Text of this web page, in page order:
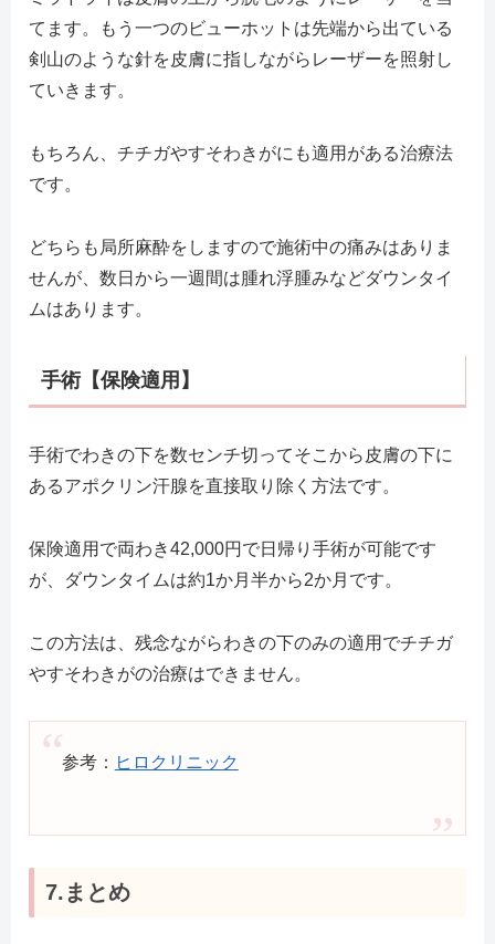
てます。もう一つのビューホットは先端から出ている
剣山のような針を皮膚に指しながらレーザーを照射し
ていきます。
もちろん、チチガやすそわきがにも適用がある治療法
です。
どちらも局所麻酔をしますので施術中の痛みはありま
せんが、数日から一週間は腫れ浮腫みなどダウンタイ
ムはあります。
手術【保険適用】
手術でわきの下を数センチ切ってそこから皮膚の下に
あるアポクリン汗腺を直接取り除く方法です。
保険適用で両わき42,000円で日帰り手術が可能です
が、ダウンタイムは約1か月半から2か月です。
この方法は、残念ながらわきの下のみの適用でチチガ
やすそわきがの治療はできません。
参考： ヒロクリニック
7.まとめ